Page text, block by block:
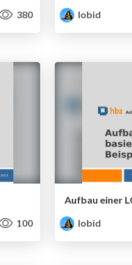
380
lobid
100
lobid